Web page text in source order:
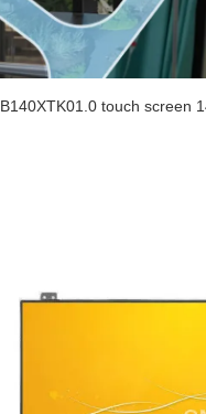
B140XTK01.0 touch screen